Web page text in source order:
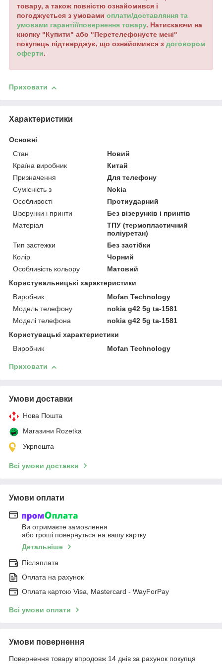
товару, а також повністю ознайомився і
погоджується з умовами оплати/доставляння та
умовами гарантії/повернення товару. Натискаючи на
кнопку "Купити" або "Перетелефонуєте мені"
покупець підтверджує, що ознайомився з договором
оферти.
Приховати
Характеристики
Основні
Стан
Новий
Країна виробник
Китай
Призначення
Для телефону
Сумісність з
Nokia
Особливості
Протиударний
Візерунки і принти
Без візерунків і принтів
Матеріал
ТПУ (термопластичний
поліуретан)
Тип застежки
Без застібки
Колір
Чорний
Особливість кольору
Матовий
Користувальницькі характеристики
Виробник
Mofan Technology
Модель телефону
nokia g42 5g ta-1581
Моделі телефона
nokia g42 5g ta-1581
Користувацькi характеристики
Виробник
Mofan Technology
Приховати
Умови доставки
Нова Пошта
Магазини Rozetka
Укрпошта
Всі умови доставки
Умови оплати
Ви отримаєте замовлення
або гроші повернуться на вашу картку
Детальніше
Післяплата
Оплата на рахунок
Оплата картою Visa, Mastercard - WayForPay
Всі умови оплати
Умови повернення
Повернення товару впродовж 14 днів за рахунок покупця